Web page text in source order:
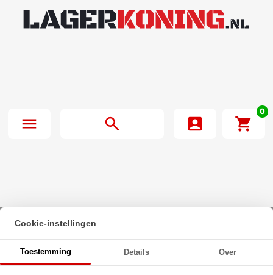
0
Beginpagina· O-Ring 92X4mm NBR 70
Cookie-instellingen
Toestemming Details Over